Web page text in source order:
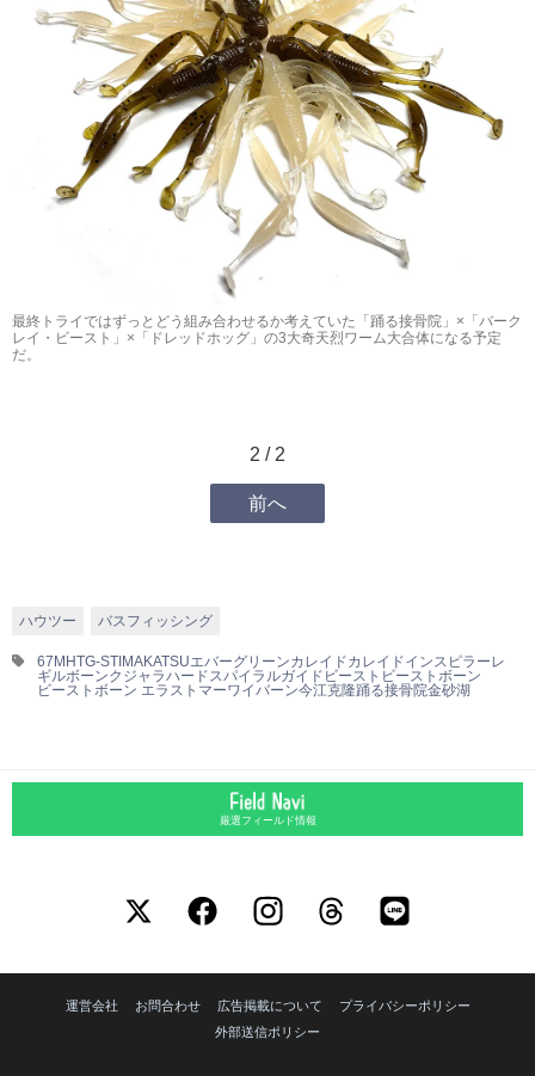
最終トライではずっとどう組み合わせるか考えていた「踊る接骨院」×「バーク
レイ・ビースト」×「ドレッドホッグ」の3大奇天烈ワーム大合体になる予定
だ。
2 / 2
前へ
ハウツー バスフィッシング
67MHTG-ST IMAKATSUエバーグリーンカレイドカレイドインスピラーレ
ギルボーンクジャラハードスパイラルガイド ビースト ビーストボーン
ビーストボーン エラストマーワイバーン今江克隆踊る接骨院金砂湖
厳選フィールド情報
運営会社 お問合わせ 広告掲載について
プライバシーポリシー
外部送信ポリシー